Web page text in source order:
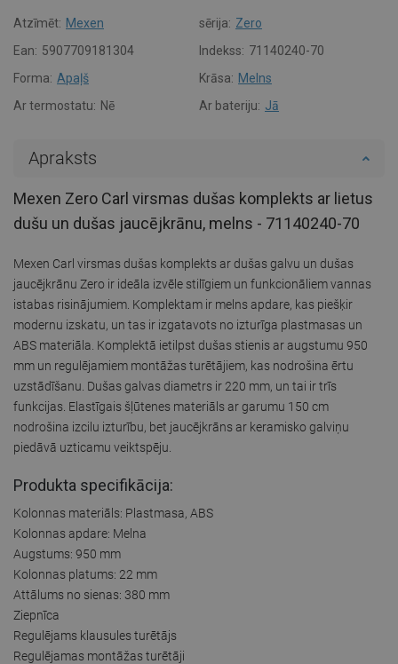
Atzīmēt: Mexen sērija: Zero
Ean: 5907709181304 Indekss: 71140240-70
Forma: Apaļš Krāsa: Melns
Ar termostatu: Nē Ar bateriju: Jā
Apraksts
Mexen Zero Carl virsmas dušas komplekts ar lietus
dušu un dušas jaucējkrānu, melns - 71140240-70
Mexen Carl virsmas dušas komplekts ar dušas galvu un dušas
jaucējkrānu Zero ir ideāla izvēle stilīgiem un funkcionāliem vannas
istabas risinājumiem. Komplektam ir melns apdare, kas piešķir
modernu izskatu, un tas ir izgatavots no izturīga plastmasas un
ABS materiāla. Komplektā ietilpst dušas stienis ar augstumu 950
mm un regulējamiem montāžas turētājiem, kas nodrošina ērtu
uzstādīšanu. Dušas galvas diametrs ir 220 mm, un tai ir trīs
funkcijas. Elastīgais šļūtenes materiāls ar garumu 150 cm
nodrošina izcilu izturību, bet jaucējkrāns ar keramisko galviņu
piedāvā uzticamu veiktspēju.
Produkta specifikācija:
Kolonnas materiāls: Plastmasa, ABS
Kolonnas apdare: Melna
Augstums: 950 mm
Kolonnas platums: 22 mm
Attālums no sienas: 380 mm
Ziepnīca
Regulējams klausules turētājs
Regulējamas montāžas turētāji